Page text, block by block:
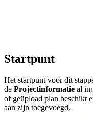
Startpunt
Het startpunt voor dit
de Projectinformatie al
of geüpload plan beschikt
aan zijn toegevoegd.